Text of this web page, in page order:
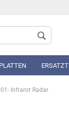
Infrarot Radar